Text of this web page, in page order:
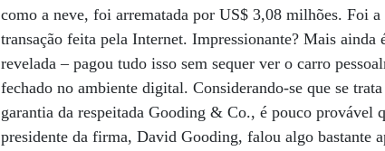
como a neve, foi arrematada por US$ 3,08 milhões. Foi
transação feita pela Internet. Impressionante? Mais
revelada – pagou tudo isso sem sequer ver o carro
fechado no ambiente digital. Considerando-se que se
garantia da respeitada Gooding & Co., é pouco provável
presidente da firma, David Gooding, falou algo bastante